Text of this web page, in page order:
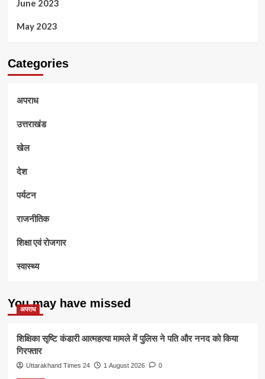
June 2023
May 2023
Categories
अपराध
उत्तराखंड
खेल
देश
पर्यटन
राजनीतिक
शिक्षा एवं रोजगार
स्वास्थ्य
You may have missed
अपराध
शिक्षिका सृष्टि कंडारी आत्महत्या मामले में पुलिस ने पति और ननद को किया
गिरफ्तार
Uttarakhand Times 24 1 August 2026 0